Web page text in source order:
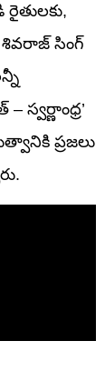
శివరాజ్ సింగ్
స్వర్ణాంధ్ర’
ప్రజలు